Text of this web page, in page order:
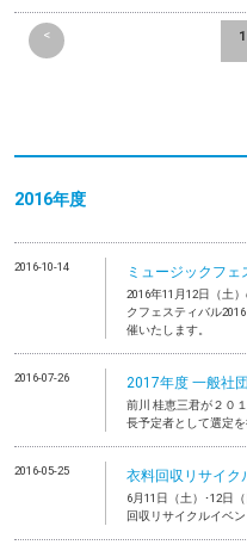
< 1
2016年度
2016-10-14 ミュージックフ
2016年11月12日（土
クフェスティバル
催いたします。
2016-07-26 2017年度 一般社
前川 桂恵三君が２０
長予定者として選定を
2016-05-25 衣料回収リサイク
6月11日（土）･12日
回収リサイクルイベ